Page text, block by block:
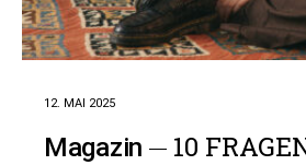
12. MAI 2025
Magazin
10